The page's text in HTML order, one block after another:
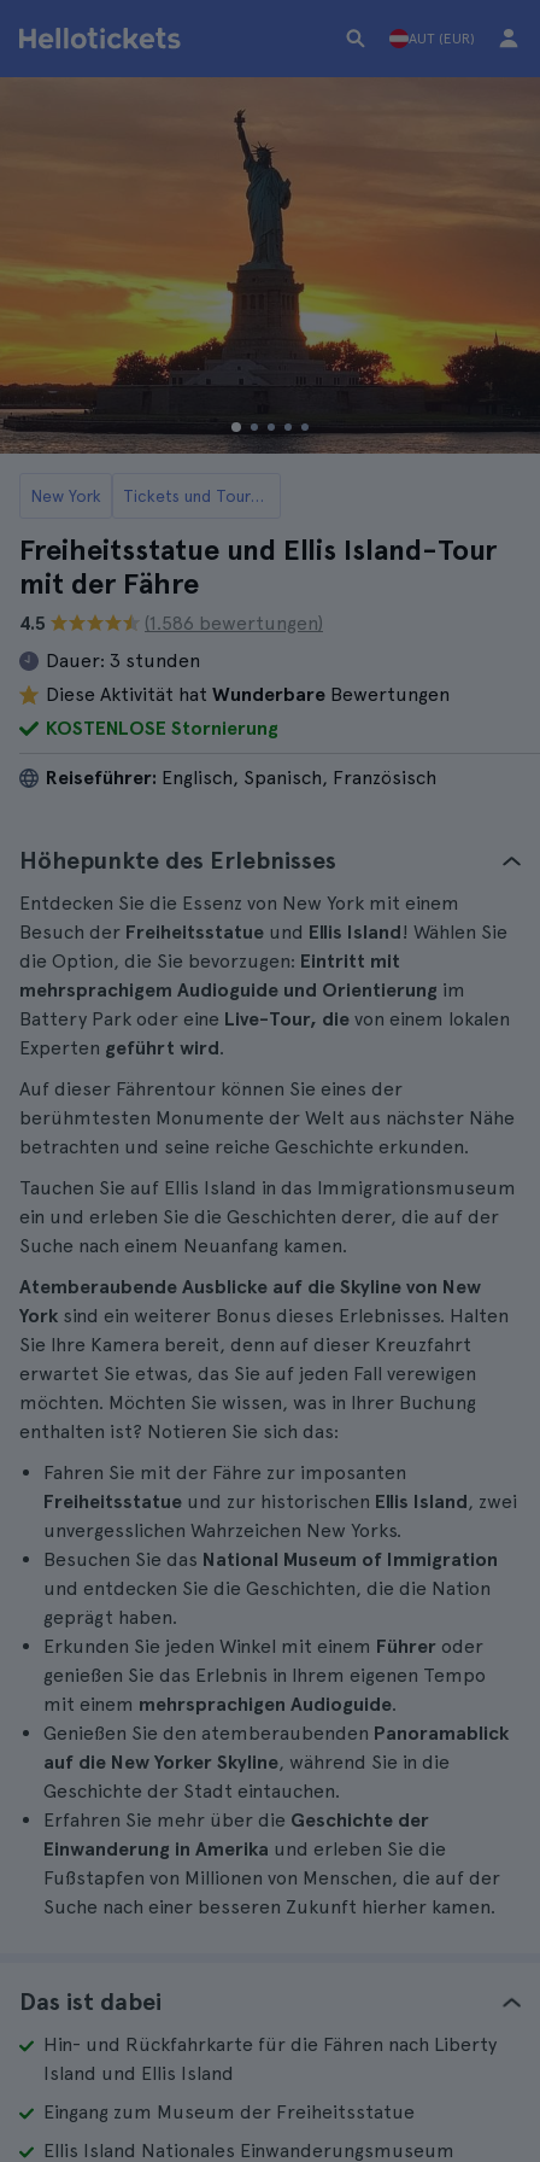
AUT (EUR)
New York Tickets und Touren für die Freiheitsstatue
Freiheitsstatue und Ellis Island-Tour
mit der Fähre
4.5
(1.586 bewertungen)
Dauer: 3 stunden
Diese Aktivität hat Wunderbare Bewertungen
KOSTENLOSE Stornierung
Reiseführer: Englisch, Spanisch, Französisch
Höhepunkte des Erlebnisses
Entdecken Sie die Essenz von New York mit einem
Besuch der Freiheitsstatue und Ellis Island! Wählen Sie
die Option, die Sie bevorzugen: Eintritt mit
mehrsprachigem Audioguide und Orientierung im
Battery Park oder eine Live-Tour, die von einem lokalen
Experten geführt wird.
Auf dieser Fährentour können Sie eines der
berühmtesten Monumente der Welt aus nächster Nähe
betrachten und seine reiche Geschichte erkunden.
Tauchen Sie auf Ellis Island in das Immigrationsmuseum
ein und erleben Sie die Geschichten derer, die auf der
Suche nach einem Neuanfang kamen.
Atemberaubende Ausblicke auf die Skyline von New
York sind ein weiterer Bonus dieses Erlebnisses. Halten
Sie Ihre Kamera bereit, denn auf dieser Kreuzfahrt
erwartet Sie etwas, das Sie auf jeden Fall verewigen
möchten. Möchten Sie wissen, was in Ihrer Buchung
enthalten ist? Notieren Sie sich das:
Fahren Sie mit der Fähre zur imposanten
Freiheitsstatue und zur historischen Ellis Island, zwei
unvergesslichen Wahrzeichen New Yorks.
Besuchen Sie das National Museum of Immigration
und entdecken Sie die Geschichten, die die Nation
geprägt haben.
Erkunden Sie jeden Winkel mit einem Führer oder
genießen Sie das Erlebnis in Ihrem eigenen Tempo
mit einem mehrsprachigen Audioguide.
Genießen Sie den atemberaubenden Panoramablick
auf die New Yorker Skyline, während Sie in die
Geschichte der Stadt eintauchen.
Erfahren Sie mehr über die Geschichte der
Einwanderung in Amerika und erleben Sie die
Fußstapfen von Millionen von Menschen, die auf der
Suche nach einer besseren Zukunft hierher kamen.
Das ist dabei
Hin- und Rückfahrkarte für die Fähren nach Liberty
Island und Ellis Island
Eingang zum Museum der Freiheitsstatue
Ellis Island Nationales Einwanderungsmuseum